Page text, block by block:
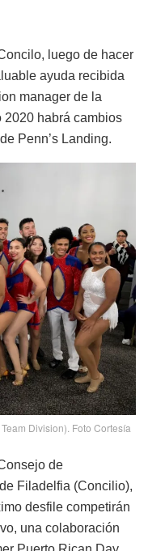
luego de hacer
ayuda recibida
manager de la
2020 habrá cambios
Penn’s Landing.
Division). Foto Cortesía
de
Filadelfia (Concilio),
desfile competirán
una colaboración